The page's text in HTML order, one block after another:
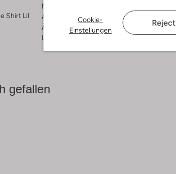
Cookie-
Einstellungen
Reject
Shirt Lil
Materiaalpercentages:
Ausschnitt:
Kragen
Ärmellänge:
Kurzer Ärmel
Länge:
gefallen